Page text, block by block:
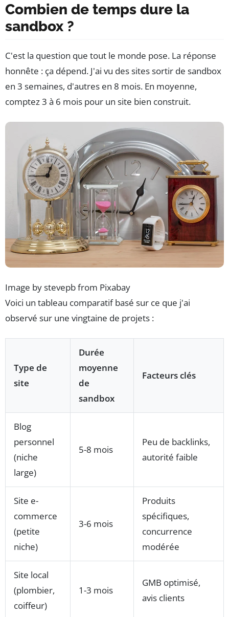
Combien de temps dure la
sandbox ?
C'est la question que tout le monde pose. La réponse
honnête : ça dépend. J'ai vu des sites sortir de sandbox
en 3 semaines, d'autres en 8 mois. En moyenne,
comptez 3 à 6 mois pour un site bien construit.
Image by stevepb from Pixabay
Voici un tableau comparatif basé sur ce que j'ai
observé sur une vingtaine de projets :
Type de
site
Durée
moyenne
de
sandbox
Facteurs clés
Blog
personnel
(niche
large)
5-8 mois
Peu de backlinks,
autorité faible
Site e-
commerce
(petite
niche)
3-6 mois
Produits
spécifiques,
concurrence
modérée
Site local
(plombier,
coiffeur)
1-3 mois
GMB optimisé,
avis clients